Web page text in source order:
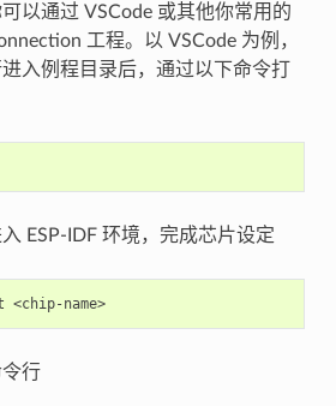
以通过 VSCode 或其他你常用的
工程。以 VSCode 为例，
入例程目录后，通过以下命令打
ESP-IDF 环境，完成芯片设定
<chip-name>
行